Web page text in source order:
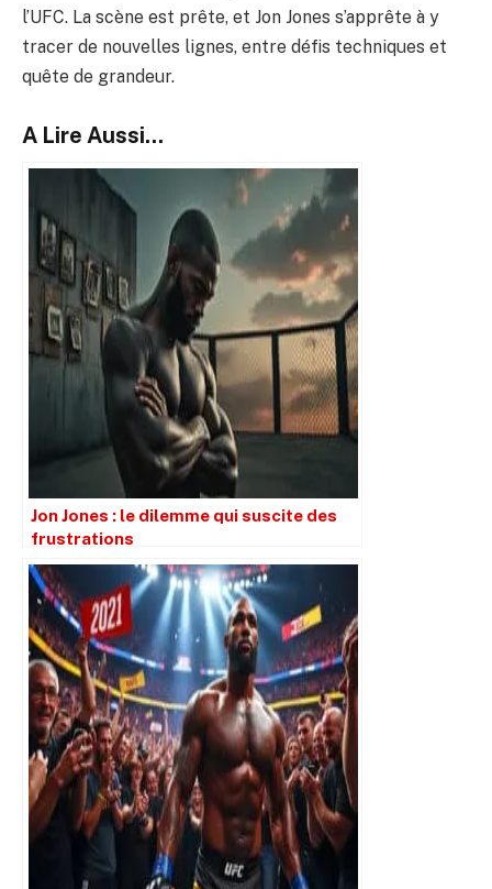
l’UFC. La scène est prête, et Jon Jones s’apprête à y
tracer de nouvelles lignes, entre défis techniques et
quête de grandeur.
A Lire Aussi...
Jon Jones : le dilemme qui suscite des
frustrations